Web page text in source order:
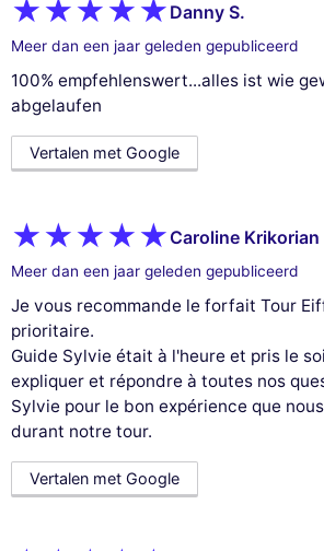
Danny S.
Meer dan een jaar geleden gepubliceerd
100% empfehlenswert...alles ist wie
abgelaufen
Vertalen met Google
Caroline Krikorian
Meer dan een jaar geleden gepubliceerd
Je vous recommande le forfait Tour
prioritaire.
Guide Sylvie était à l'heure et pris le
expliquer et répondre à toutes nos
Sylvie pour le bon expérience que
durant notre tour.
Vertalen met Google